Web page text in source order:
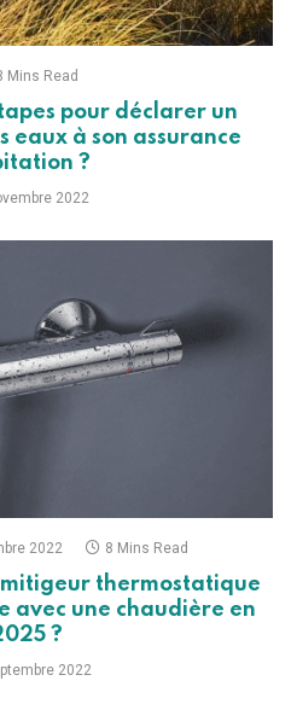
Mins Read
pour déclarer un
eaux à son assurance
?
2022
2022 8 Mins Read
thermostatique
avec une chaudière en
?
2022